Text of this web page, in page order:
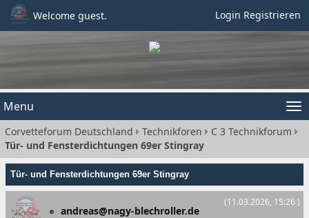
Welcome guest. Login Registrieren
Menu
Corvetteforum Deutschland Technikforen
C 3 Technikforum
Tür- und Fensterdichtungen 69er Stingray
Tür- und Fensterdichtungen 69er Stingray
(11.03.2026, 15:26 )
andreas@nagy-blechroller.de